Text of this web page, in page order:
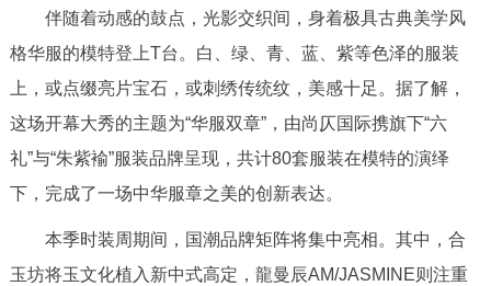
12345网上接诉即办 我要咨询 我要建议
参与调查 在线访谈 图说互动
走进北京
北京概况 十六区概览
伴随着动感的鼓点，光影交织间，身着极具古典美学风
格华服的模特登上T台。白、绿、青、蓝、紫等色泽的服装
上，或点缀亮片宝石，或刺绣传统纹，美感十足。据了解，
这场开幕大秀的主题为“华服双章”，由尚仄国际携旗下“六
礼”与“朱紫褕”服装品牌呈现，共计80套服装在模特的演绎
下，完成了一场中华服章之美的创新表达。
本季时装周期间，国潮品牌矩阵将集中亮相。其中，合
玉坊将玉文化植入新中式高定，龍曼辰AM/JASMINE则注重